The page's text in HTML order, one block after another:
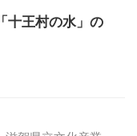
十王村の水」の